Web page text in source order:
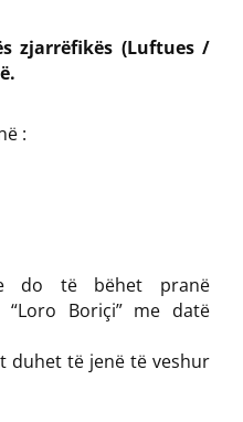
zjarrëfikës (Luftues /
:
do të bëhet pranë
Boriçi” me datë
duhet të jenë të veshur